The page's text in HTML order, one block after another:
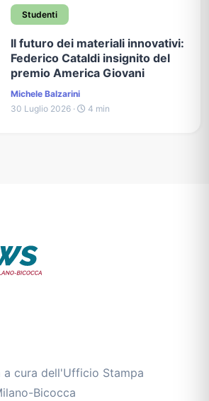
Studenti
Il futuro dei materiali innovativi:
Federico Cataldi insignito del
premio America Giovani
Michele Balzarini
30 Luglio 2026 ·
4 min
a cura dell'Ufficio Stampa
Bicocca